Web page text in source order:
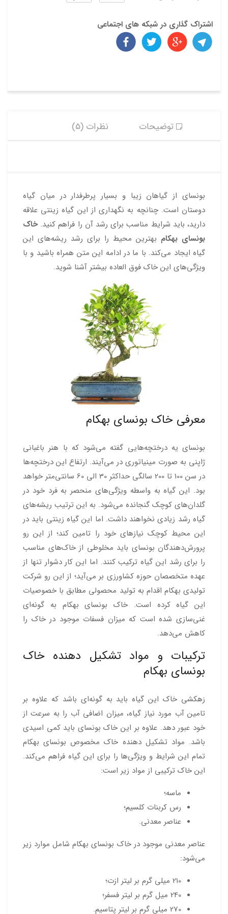
اشتراک گذاری در شبکه های اجتماعی
توضیحات نظرات (5)
بونسای از گیاهان زیبا و بسیار پرطرفدار در میان گیاه
دوستان است. چنانچه به نگهداری از این گیاه زینتی علاقه
دارید، باید شرایط مناسب برای رشد آن را فراهم کنید.خاک
بونسای بهکام بهترین محیط را برای رشد ریشه‌های این
گیاه ایجاد می‌کند. با ما در ادامه این متن همراه باشید و با
ویژگی‌های این خاک فوق العاده بیشتر آشنا شوید.
معرفی خاک بونسای بهکام
بونسای یه درختچه‌هایی گفته می‌شود که با هنر باغبانی
ژاپنی به صورت مینیاتوری در می‌آیند. ارتفاع این درختچه‌ها
در سن 100 تا 200 سالگی حداکثر 30 الی 60 سانتی‌متر خواهد
بود. این گیاه به واسطه ویژگی‌های منحصر به فرد خود در
گلدان‌های کوچک گنجانده می‌شود. به این ترتیب ریشه‌های
گیاه رشد زیادی نخواهند داشت. اما این گیاه زینتی باید در
این محیط کوچک نیازهای خود را تامین کند؛ از این رو
پرورش‌دهندگان بونسای باید مخلوطی از خاک‌های مناسب
را برای رشد این گیاه ترکیب کنند. اما این کار دشوار تنها از
عهده متخصصان حوزه کشاورزی بر می‌آید؛ از این رو شرکت
تولیدی بهکام اقدام به تولید محصولی مطابق با خصوصیات
این گیاه کرده است. خاک بونسای بهکام به گونه‌ای
غنی‌سازی شده است که میزان فسفات موجود در خاک را
کاهش می‌دهد.
ترکیبات و مواد تشکیل دهنده خاک
بونسای بهکام
زهکشی خاک این گیاه باید به گونه‌ای باشد که علاوه بر
تامین آب مورد نیاز گیاه، میزان اضافی آب را به سرعت از
خود عبور دهد. علاوه بر این خاک بونسای باید کمی اسیدی
باشد. مواد تشکیل دهنده خاک مخصوص بونسای بهکام
تمام این شرایط و ویژگی‌ها را برای این گیاه فراهم می‌کند.
این خاک ترکیبی از مواد زیر است:
ماسه؛
رس کربنات کلسیم؛
عناصر معدنی.
عناصر معدنی موجود در خاک بونسای بهکام شامل موارد زیر
می‌شود:
210 میلی گرم بر لیتر ازت؛
240 میل گرم بر لیتر فسفر؛
270 میلی گرم بر لیتر پتاسیم.